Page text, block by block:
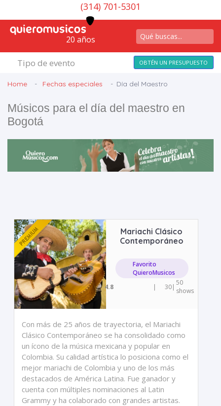
(314) 701-5301
20 años
Tipo de evento OBTÉN UN PRESUPUESTO
Home Fechas especiales Día del Maestro
Músicos para el día del maestro en
Bogotá
Mariachi Clásico
Contemporáneo
Favorito
QuieroMusicos
4.8
| 30| 50
shows
Con más de 25 años de trayectoria, el Mariachi
Clásico Contemporáneo se ha consolidado como
un ícono de la música mexicana y popular en
Colombia. Su calidad artística lo posiciona como el
mejor mariachi de Colombia y uno de los más
destacados de América Latina. Fue ganador y
cuenta con múltiples nominaciones al Latin
Grammy y ha colaborado con grandes artistas.